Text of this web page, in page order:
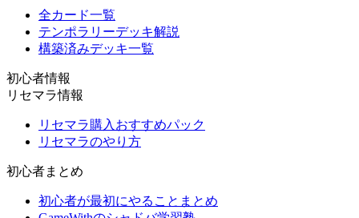
全カード一覧
テンポラリーデッキ解説
構築済みデッキ一覧
初心者情報
リセマラ情報
リセマラ購入おすすめパック
リセマラのやり方
初心者まとめ
初心者が最初にやることまとめ